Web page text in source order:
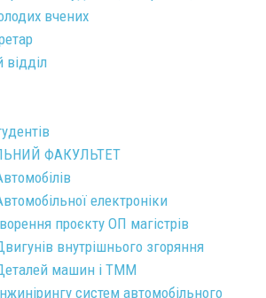
вчених
ФАКУЛЬТЕТ
електроніки
проєкту ОП магістрів
внутрішнього згоряння
машин і ТММ
систем автомобільного